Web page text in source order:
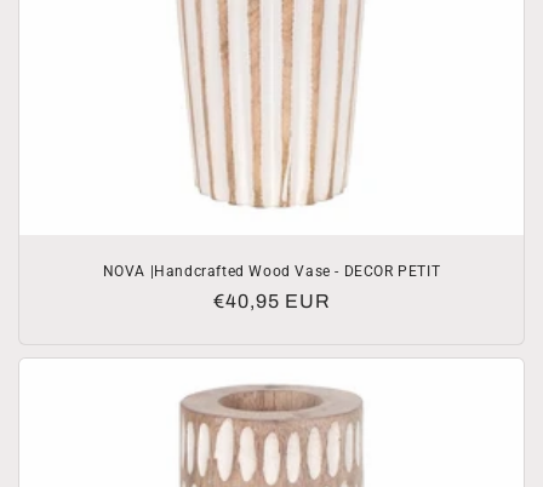
NOVA |Handcrafted Wood Vase - DECOR PETIT
Prezzo
listino
€40,95 EUR